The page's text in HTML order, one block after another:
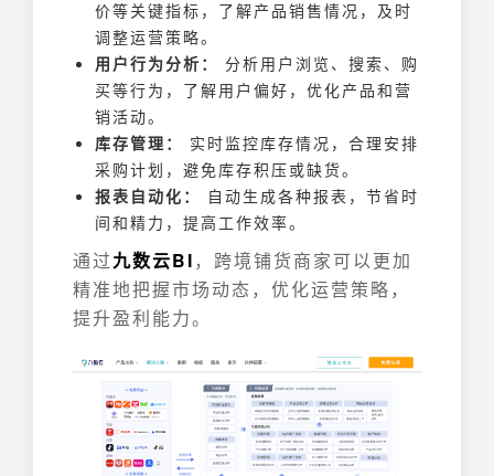
价等关键指标，了解产品销售情况，及时
调整运营策略。
用户行为分析：
分析用户浏览、搜索、购
买等行为，了解用户偏好，优化产品和营
销活动。
库存管理：
实时监控库存情况，合理安排
采购计划，避免库存积压或缺货。
报表自动化：
自动生成各种报表，节省时
间和精力，提高工作效率。
通过九数云BI ，跨境铺货商家可以更加
精准地把握市场动态，优化运营策略，
提升盈利能力。